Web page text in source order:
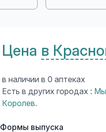
Цена в
в наличии в 0 аптеках
Есть в других городах :
Королев.
Формы выпуска